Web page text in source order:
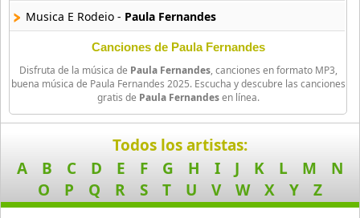
Leo Y Giba
22 músicas online
Lucas Y Luan
15 músicas online
Marcos e Belutti
31 músicas online
Musica E Rodeio - Paula Fernandes
Paula Fernandes
One Of Us -Paula Fernandes
Pra Quem Sabe Sonhar -
So Penso Em Nos - Paula Fernandes
Espaaїo Sideral - Paula Fernandes
Falar De Fim -Paula Fernandes
Canciones de Paula Fernandes
Disfruta de la música de Paula Fernandes, canciones en formato MP3,
buena música de Paula Fernandes 2025. Escucha y descubre las canciones
gratis de Paula Fernandesen línea.
Todos los artistas:
A
B C D E F G H I J K L M
N
O
P Q R S T U V W X Y Z